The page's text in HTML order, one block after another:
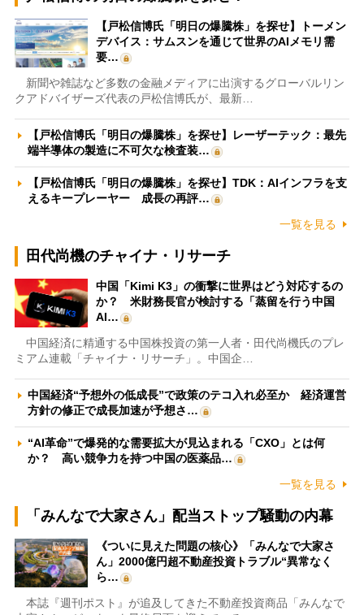
【戸松信博氏「明日の爆騰株」を探せ】トーメン
デバイス：サムスンを通じて世界のAIメモリ需
要…
新聞や雑誌など多数の金融メディアに出演するグローバルリン
クアドバイザーズ代表の戸松信博氏が、最新…
【戸松信博氏「明日の爆騰株」を探せ】レーザーテック：最先
端半導体の製造に不可欠な検査装…
【戸松信博氏「明日の爆騰株」を探せ】TDK：AIインフラを支
えるキープレーヤー 成長の再評…
一覧を見る
田代尚機のチャイナ・リサーチ
中国「Kimi K3」の衝撃に世界はどう対応するの
か？ 米財務長官が検討する「蒸留を行う中国
AI…
中国経済に精通する中国株投資の第一人者・田代尚機氏のプレ
ミアム連載「チャイナ・リサーチ」。中国企…
中国経済“予想外の低成長”で政策のテコ入れ必至か 経済運営
方針の修正で成長加速が予想さ…
“AI革命”で爆発的な需要拡大が見込まれる「CXO」とは何
か？ 高い競争力を持つ中国の医薬品…
一覧を見る
「みんなで大家さん」配当ストップ騒動の内幕
《ついに見えた問題の核心》「みんなで大家さ
ん」2000億円超不動産投資トラブル“異常なく
ら…
本誌『週刊ポスト』が追及してきた不動産投資商品「みんなで